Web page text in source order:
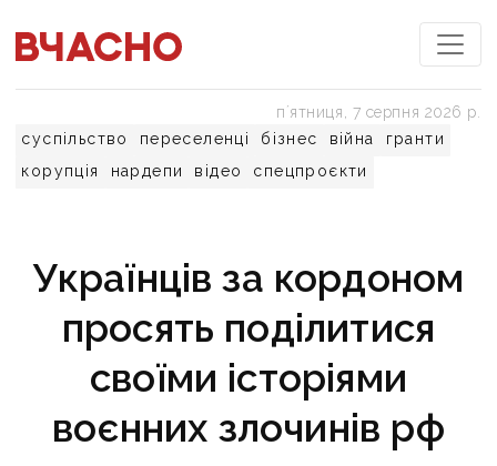
суспільство переселенці бізнес війна
гранти
корупція
нардепи відео спецпроєкти
пʼятниця, 7 серпня 2026 р.
Українців за кордоном
просять поділитися
своїми історіями
воєнних злочинів рф